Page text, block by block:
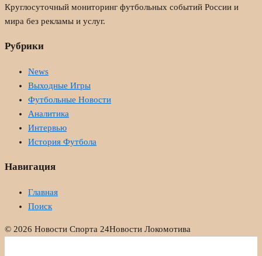
Круглосуточный мониторинг футбольных событий России и
мира без рекламы и услуг.
Рубрики
News
Выходные Игры
Футбольные Новости
Аналитика
Интервью
История Футбола
Навигация
Главная
Поиск
© 2026 Новости Спорта 24Новости Локомотива